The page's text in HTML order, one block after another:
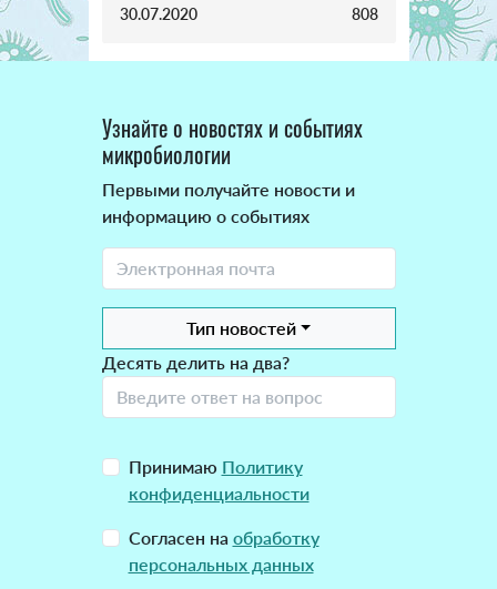
30.07.2020 808
Узнайте о новостях и событиях
микробиологии
Первыми получайте новости и
информацию о событиях
Тип новостей
Десять делить на два?
Принимаю Политику
конфиденциальности
Согласен на обработку
персональных данных